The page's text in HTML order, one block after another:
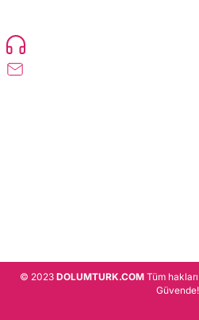
© 2023 DOLUMTURK.COMTüm
Güvende!